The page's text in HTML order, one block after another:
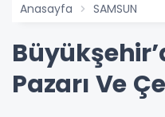
Anasayfa SAMSUN
Pazarı Ve